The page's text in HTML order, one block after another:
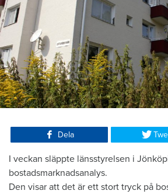
Dela
I veckan släppte länsstyrelsen i
bostadsmarknadsanalys.
Den visar att det är ett stort tryck på